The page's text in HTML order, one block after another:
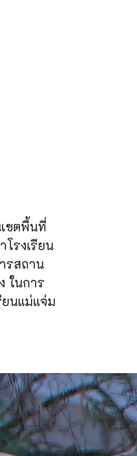
ขตพื้นที่
รงเรียน
รสถาน
ในการ
นแม่แจ่ม